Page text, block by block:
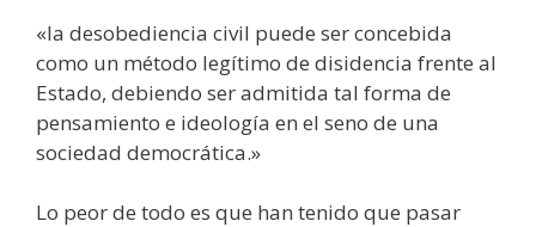
«la desobediencia civil puede ser concebida
como un método legítimo de disidencia frente al
Estado, debiendo ser admitida tal forma de
pensamiento e ideología en el seno de una
sociedad democrática.»
Lo peor de todo es que han tenido que pasar